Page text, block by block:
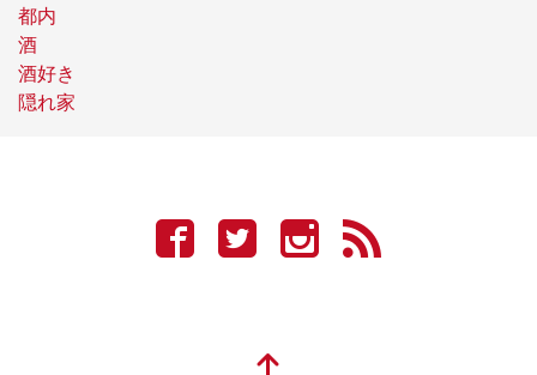
都内
酒
酒好き
隠れ家